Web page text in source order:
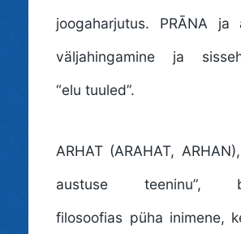
joogaharjutus. PRĀNA ja
väljahingamine ja
“elu tuuled”.
ARHAT (ARAHAT, ARHAN)
austuse teeninu”,
filosoofias püha inimene,